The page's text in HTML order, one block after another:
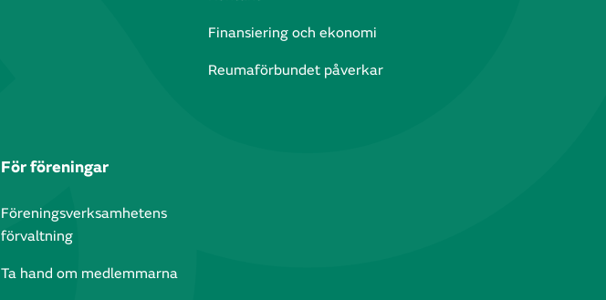
Finansiering och ekonomi
Reumaförbundet påverkar
För föreningar
Föreningsverksamhetens
förvaltning
Ta hand om medlemmarna